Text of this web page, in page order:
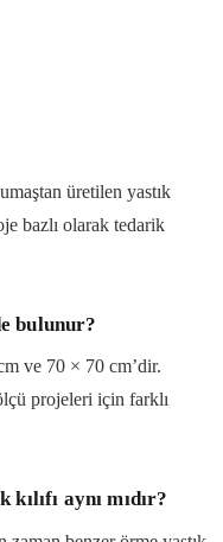
üretilen yastık
bazlı olarak tedarik
bulunur?
ve 70 × 70 cm’dir.
projeleri için farklı
aynı mıdır?